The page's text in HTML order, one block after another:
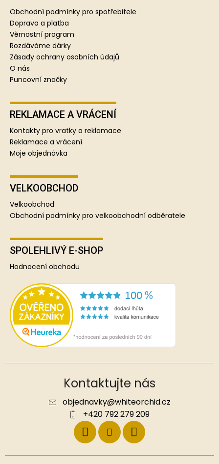
Obchodní podmínky pro spotřebitele
Doprava a platba
Věrnostní program
Rozdáváme dárky
Zásady ochrany osobních údajů
O nás
Puncovní značky
REKLAMACE A VRÁCENÍ
Kontakty pro vratky a reklamace
Reklamace a vrácení
Moje objednávka
VELKOOBCHOD
Velkoobchod
Obchodní podmínky pro velkoobchodní odběratele
SPOLEHLIVÝ E-SHOP
Hodnocení obchodu
Kontaktujte nás
objednavky@whiteorchid.cz
+420 792 279 209